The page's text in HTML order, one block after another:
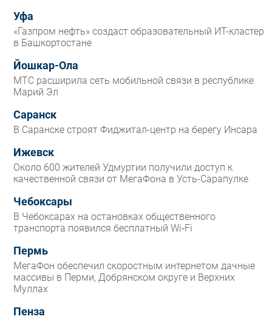
Уфа
«Газпром нефть» создаст образовательный ИТ-кластер
в Башкортостане
Йошкар-Ола
МТС расширила сеть мобильной связи в республике
Марий Эл
Саранск
В Саранске строят Фиджитал-центр на берегу Инсара
Ижевск
Около 600 жителей Удмуртии получили доступ к
качественной связи от МегаФона в Усть-Сарапулке
Чебоксары
В Чебоксарах на остановках общественного
транспорта появился бесплатный Wi‑Fi
Пермь
МегаФон обеспечил скоростным интернетом дачные
массивы в Перми, Добрянском округе и Верхних
Муллах
Пенза